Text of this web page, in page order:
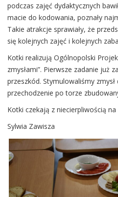
podczas zajęć dydaktycznych
macie do kodowania, poznały
Takie atrakcje sprawiały, że
się kolejnych zajęć i kolejnych
Kotki realizują Ogólnopolski
zmysłami”. Pierwsze zadanie już
przeszkód. Stymulowaliśmy
przechodzenie po torze
Kotki czekają z niecierpliwością
Sylwia Zawisza